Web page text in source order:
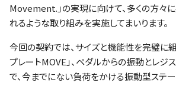
Movement.」の実現に向けて、多くの方々
れるような取り組みを実施してまいります。
今回の契約では、サイズと機能性を完璧に
プレートMOVE」、ペダルからの振動とレジ
で、今までにない負荷をかける振動型ステー